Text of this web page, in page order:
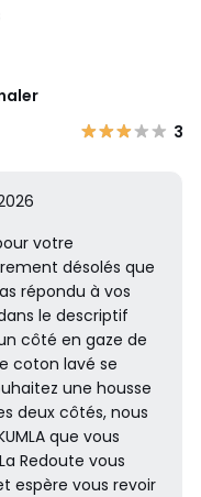
3
votre
désolés que
répondu à vos
le descriptif
côté en gaze de
coton lavé se
une housse
deux côtés, nous
que vous
Redoute vous
espère vous revoir